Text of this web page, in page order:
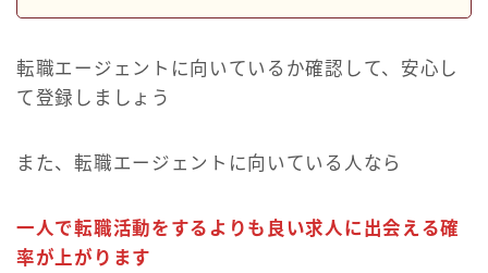
転職エージェントに向いているか確認して、安心し
て登録しましょう
また、転職エージェントに向いている人なら
一人で転職活動をするよりも良い求人に出会える確
率が上がります